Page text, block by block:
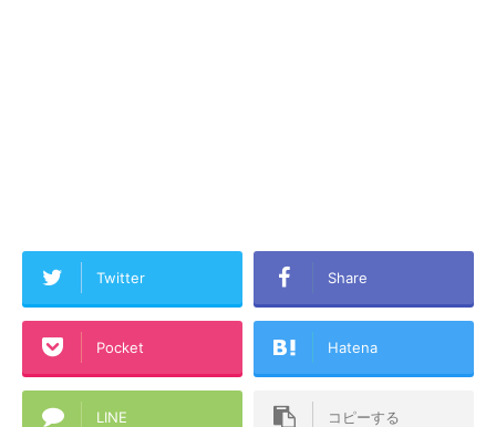
Twitter Share
Pocket Hatena
LINE コピーする